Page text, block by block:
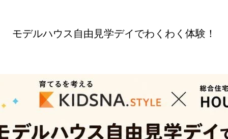
モデルハウス自由見学デイでわくわく体験！